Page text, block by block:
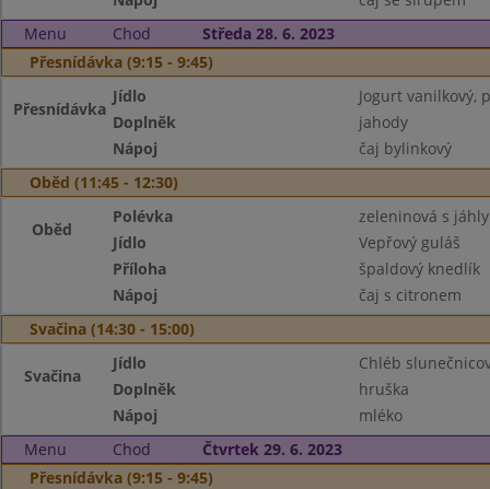
Menu
Chod
Středa 28. 6. 2023
Přesnídávka (9:15 - 9:45)
Přesnídávka
Jídlo
Jogurt vanilkový,
Doplněk
jahody
Nápoj
čaj bylinkový
Oběd (11:45 - 12:30)
Oběd
Polévka
zeleninová s jáhly
Jídlo
Vepřový guláš
Příloha
špaldový knedlík
Nápoj
čaj s citronem
Svačina (14:30 - 15:00)
Svačina
Jídlo
Chléb
Doplněk
hruška
Nápoj
mléko
Menu
Chod
Čtvrtek 29. 6. 2023
Přesnídávka (9:15 - 9:45)